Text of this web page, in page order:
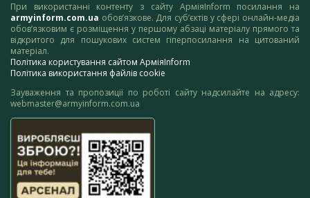
При використанні контенту з сайту АрміяInform посилання на
armyinform.com.ua обов’язкове. Для суб’єктів у сфері онлайн-медіа
обов’язковим є розміщення у першому абзаці матеріалу прямого та
відкритого для пошукових систем гіперпосилання на цитований
матеріал.
Політика користування сайтом АрміяInform
Політика використання файлів cookie
Зауваження та пропозиції по роботі сайту надсилайте на адресу:
webmaster@armyinform.com.ua